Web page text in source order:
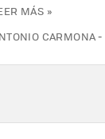
MÁS »
CARMONA